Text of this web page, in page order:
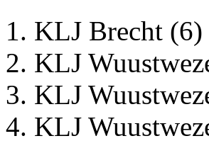
KLJ Brecht (6)
KLJ
KLJ
KLJ